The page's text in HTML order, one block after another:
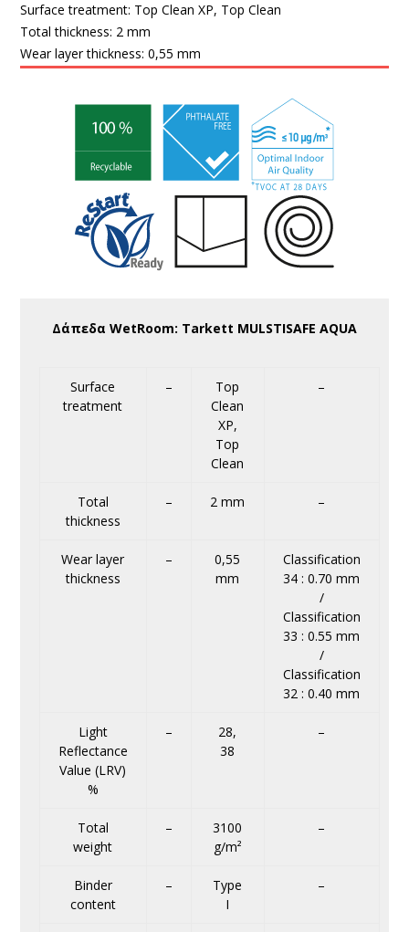
Surface treatment: Top Clean XP, Top Clean
Total thickness: 2 mm
Wear layer thickness:0,55 mm
Δάπεδα WetRoom: Tarkett MULSTISAFE AQUA
Surface
treatment
–
Top
Clean
XP,
Top
Clean
–
Total
thickness
– 2 mm –
Wear layer
thickness
–
0,55
mm
Classification
34 : 0.70 mm
/
Classification
33 : 0.55 mm
/
Classification
32 : 0.40 mm
Light
Reflectance
Value (LRV)
%
–
28,
38
–
Total
weight
–
3100
g/m²
–
Binder
content
–
Type
I
–